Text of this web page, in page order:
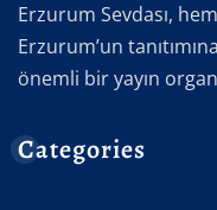
Erzurum Sevdası,
Erzurum’un
önemli bir yayın
Categories